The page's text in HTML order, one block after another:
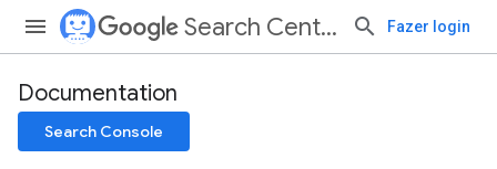
Search Central Fazer login
Documentation
Search Console